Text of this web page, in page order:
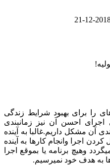
2018-12-
را برای بهبود شرایط زندگی
احسن آن نیز زمانبندی
آن مشکل داریم.غالبا به آینده
اجرا وانجام کارها به آینده
وهیچ برنامه یا بموقع اجرا
به هدف خود نمیرسیم.